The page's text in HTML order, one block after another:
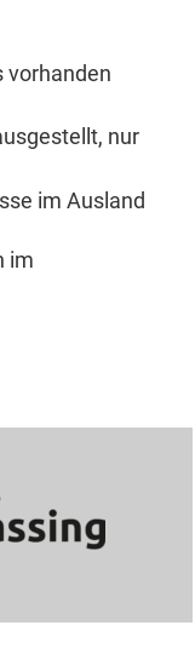
vorhanden
nur
im Ausland
im